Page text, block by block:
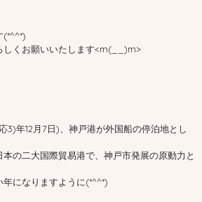
(*^^*)
しくお願いいたします<m(__)m>
3)年12月7日)、神戸港が外国船の停泊地とし
の二大国際貿易港で、神戸市発展の原動力と
年になりますように(*^^*)